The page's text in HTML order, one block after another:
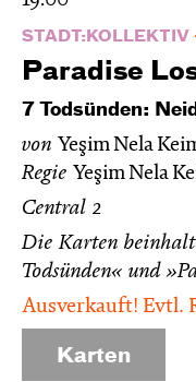
STADT:KOLLEKTIV
Paradise
7 Todsünden: Neid
von Yeşim Nela
Regie Yeşim Nela
Central 2
Die Karten
Todsünden« und
Ausverkauft! Evtl.
Karten